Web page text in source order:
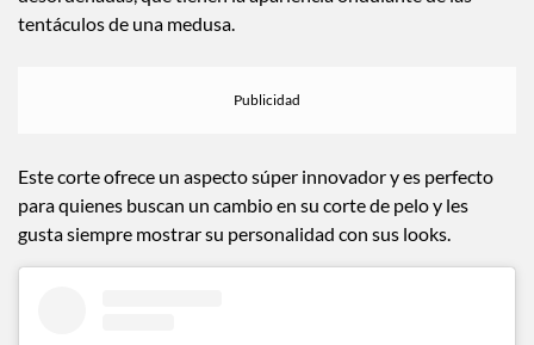
desordenadas, que tienen la apariencia ondulante de las
Este corte ofrece un aspecto súper innovador y es perfecto
para quienes buscan un cambio en su corte de pelo y les